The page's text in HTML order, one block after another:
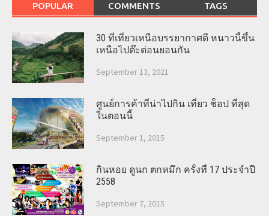
POPULAR COMMENTS TAGS
30 ที่เที่ยวเหนือบรรยากาศดี หนาวนี้ขึ้น
เหนือไปต๊ะต่อนยอนกัน
September 13, 2021
ศูนย์การค้าที่น่าไปกิน เที่ยว ช็อป ที่สุด
ในตอนนี้
September 1, 2015
กินหอย ดูนก ตกหมึก ครั้งที่ 17 ประจำปี
2558
September 7, 2015